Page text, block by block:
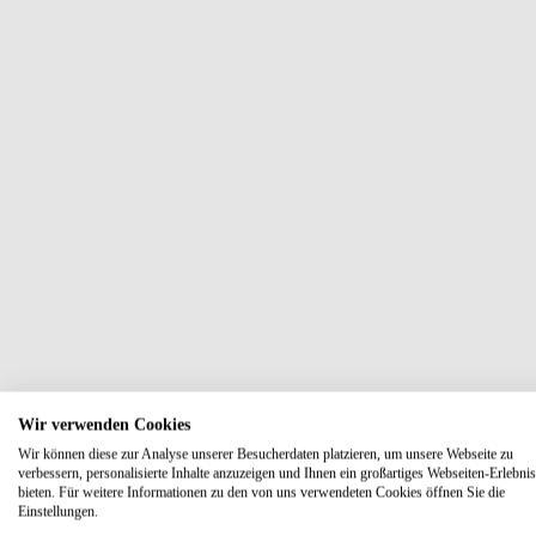
Wir verwenden Cookies
Wir können diese zur Analyse unserer Besucherdaten platzieren, um unsere Webseite zu
verbessern, personalisierte Inhalte anzuzeigen und Ihnen ein großartiges Webseiten-
bieten. Für weitere Informationen zu den von uns verwendeten Cookies öffnen Sie die
Einstellungen.